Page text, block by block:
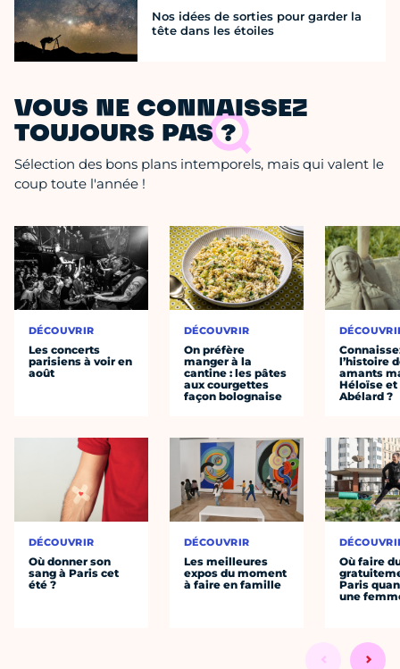
Nos idées de sorties pour garder la
tête dans les étoiles
VOUS NE CONNAISSEZ
TOUJOURS PAS ?
Sélection des bons plans intemporels, mais qui valent le
coup toute l'année !
DÉCOUVRIR
Les concerts
parisiens à voir en
août
DÉCOUVRIR
Où donner son
sang à Paris cet
été ?
DÉCOUVRIR
On préfère
manger à la
cantine : les pâtes
aux courgettes
façon bolognaise
DÉCOUVRIR
Les meilleures
expos du moment
à faire en famille
l’histoire
amants
Héloïse et
Abélard ?
Où faire
Paris
une